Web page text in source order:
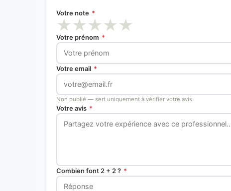
Votre note *
★★★★★
Votre prénom *
Votre email *
Non publié — sert uniquement à vérifier votre avis.
Votre avis *
Combien font 2 + 2 ? *